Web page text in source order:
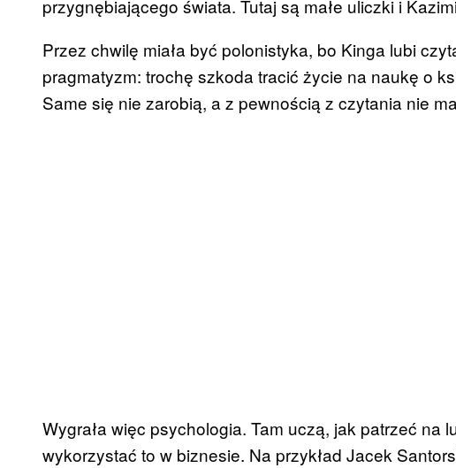
przygnębiającego świata. Tutaj są małe uliczki i
Przez chwilę miała być polonistyka, bo Kinga lubi
pragmatyzm: trochę szkoda tracić życie na naukę o
Same się nie zarobią, a z pewnością z czytania nie
Wygrała więc psychologia. Tam uczą, jak patrzeć na
wykorzystać to w biznesie. Na przykład Jacek